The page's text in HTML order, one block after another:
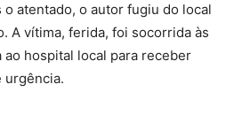
atentado, o autor fugiu do local
A vítima, ferida, foi socorrida às
ao hospital local para receber
urgência.